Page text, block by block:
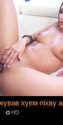
хуем піхву
HD